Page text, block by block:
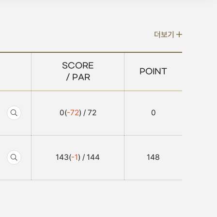
더보기
SCORE
/ PAR
POINT
0(-72) / 72 0
143(-1) / 144 148